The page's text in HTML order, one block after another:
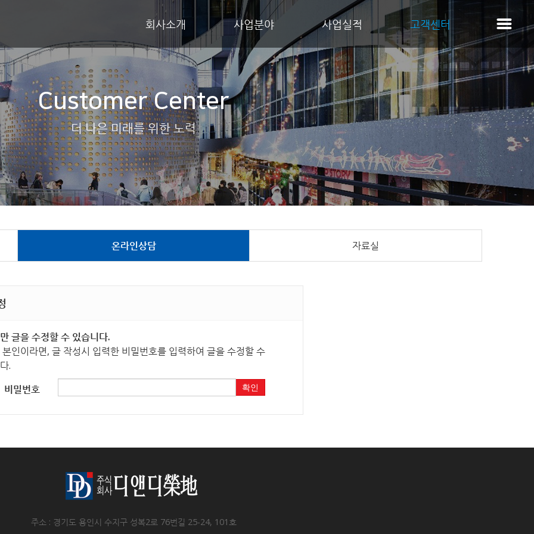
회사소개 사업분야 사업실적 고객센터
Customer Center
더 나은 미래를 위한 노력
온라인상담 자료실
글을 수정할 수 있습니다.
인이라면, 글 작성시 입력한 비밀번호를 입력하여 글을 수정할 수
.
비밀번호
확인
주소 : 경기도 용인시 수지구 성복2로 76번길 25-24, 101호